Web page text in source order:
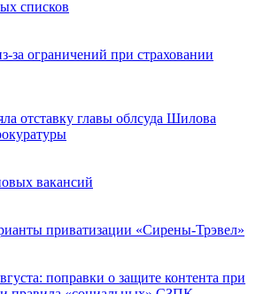
списков
за ограничений при страховании
отставку главы облсуда Шилова
вакансий
приватизации «Сирены-Трэвел»
поправки о защите контента при